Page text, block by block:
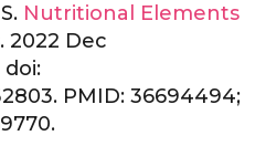
Nutritional Elements
2022 Dec
doi:
PMID: 36694494;